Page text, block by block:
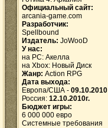
Официальный сайт:
arcania-game.com
Разработчик:
Spellbound
Издатель: JoWooD
У нас:
на PC: Акелла
на Xbox: Новый Диск
Жанр: Action RPG
Дата выхода:
Европа/США - 09.10.2010
Россия: 12.10.2010г.
Бюджет игры:
6 000 000 евро
Системные требования